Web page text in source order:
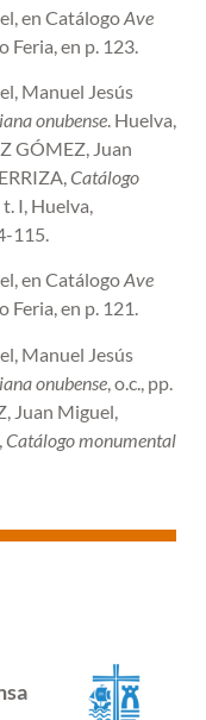
en CatálogoAve
Feria, en p. 123.
Manuel Jesús
onubense. Huelva,
GÓMEZ, Juan
Catálogo
t. I, Huelva,
115.
en CatálogoAve
Feria, en p. 121.
Manuel Jesús
onubense, o.c., pp.
Juan Miguel,
Catálogo monumental